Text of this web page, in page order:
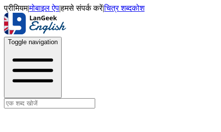
प्रीमियम|मोबाइल ऐप|हमसे संपर्क करें|चित्र शब्दकोश
Toggle navigation